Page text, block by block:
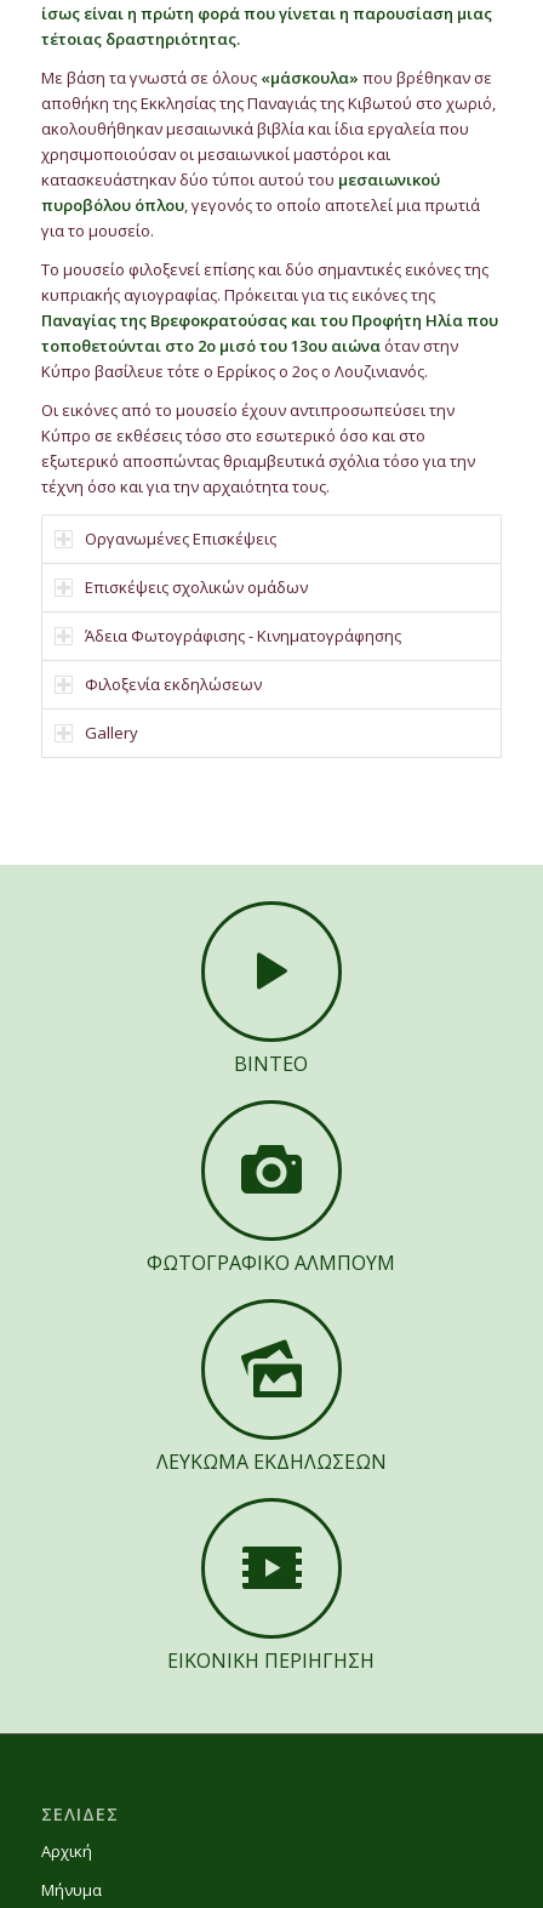
ίσως είναι η πρώτη φορά που γίνεται η παρουσίαση μιας
τέτοιας δραστηριότητας.
Με βάση τα γνωστά σε όλους «μάσκουλα» που βρέθηκαν σε
αποθήκη της Εκκλησίας της Παναγιάς της Κιβωτού στο χωριό,
ακολουθήθηκαν μεσαιωνικά βιβλία και ίδια εργαλεία που
χρησιμοποιούσαν οι μεσαιωνικοί μαστόροι και
κατασκευάστηκαν δύο τύποι αυτού του μεσαιωνικού
πυροβόλου όπλου, γεγονός το οποίο αποτελεί μια πρωτιά
για το μουσείο.
Το μουσείο φιλοξενεί επίσης και δύο σημαντικές εικόνες της
κυπριακής αγιογραφίας. Πρόκειται για τις εικόνες της
Παναγίας της Βρεφοκρατούσας και του Προφήτη Ηλία που
τοποθετούνται στο 2ο μισό του 13ου αιώναόταν στην
Κύπρο βασίλευε τότε ο Ερρίκος ο 2ος ο Λουζινιανός.
Οι εικόνες από το μουσείο έχουν αντιπροσωπεύσει την
Κύπρο σε εκθέσεις τόσο στο εσωτερικό όσο και στο
εξωτερικό αποσπώντας θριαμβευτικά σχόλια τόσο για την
τέχνη όσο και για την αρχαιότητα τους.
Οργανωμένες Επισκέψεις
Επισκέψεις σχολικών ομάδων
Άδεια Φωτογράφισης - Κινηματογράφησης
Φιλοξενία εκδηλώσεων
Gallery
ΒΙΝΤΕΟ
ΦΩΤΟΓΡΑΦΙΚΟ ΑΛΜΠΟΥΜ
ΛΕΥΚΩΜΑ ΕΚΔΗΛΩΣΕΩΝ
ΕΙΚΟΝΙΚΗ ΠΕΡΙΗΓΗΣΗ
ΣΕΛΙΔΕΣ
Αρχική
Μήνυμα